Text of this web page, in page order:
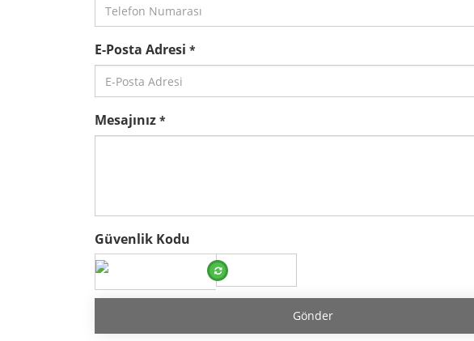
E-Posta Adresi *
Mesajınız *
Güvenlik Kodu
Gönder